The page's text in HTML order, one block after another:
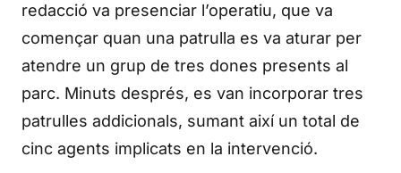
redacció va presenciar l’operatiu, que va
començar quan una patrulla es va aturar per
atendre un grup de tres dones presents al
parc. Minuts després, es van incorporar tres
patrulles addicionals, sumant així un total de
cinc agents implicats en la intervenció.